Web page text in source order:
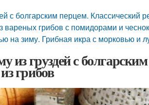
с болгарским перцем. Классический
вареных грибов с помидорами и
на зиму. Грибная икра с морковью и
из груздей с
грибов